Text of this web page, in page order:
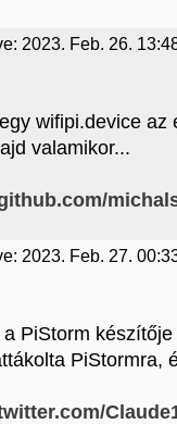
2023. Feb. 26.
wifipi.device
valamikor...
2023. Feb. 27.
PiStorm
PiStormra,